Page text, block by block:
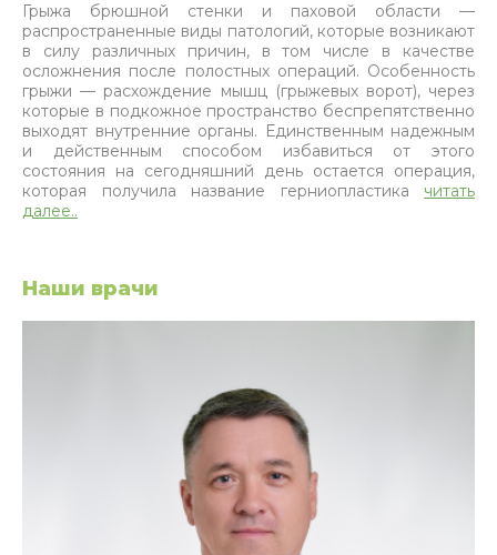
Грыжа брюшной стенки и паховой области —
распространенные виды патологий, которые возникают
в силу различных причин, в том числе в качестве
осложнения после полостных операций. Особенность
грыжи — расхождение мышц (грыжевых ворот), через
которые в подкожное пространство беспрепятственно
выходят внутренние органы. Единственным надежным
и действенным способом избавиться от этого
состояния на сегодняшний день остается операция,
которая получила название герниопластика читать
далее..
Наши врачи